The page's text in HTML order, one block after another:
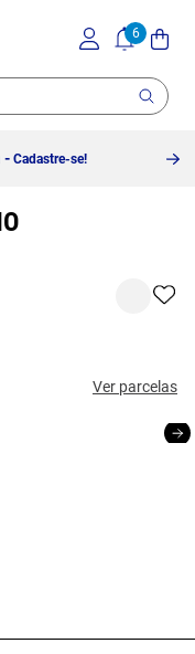
- Cadastre-se!
Ver parcelas